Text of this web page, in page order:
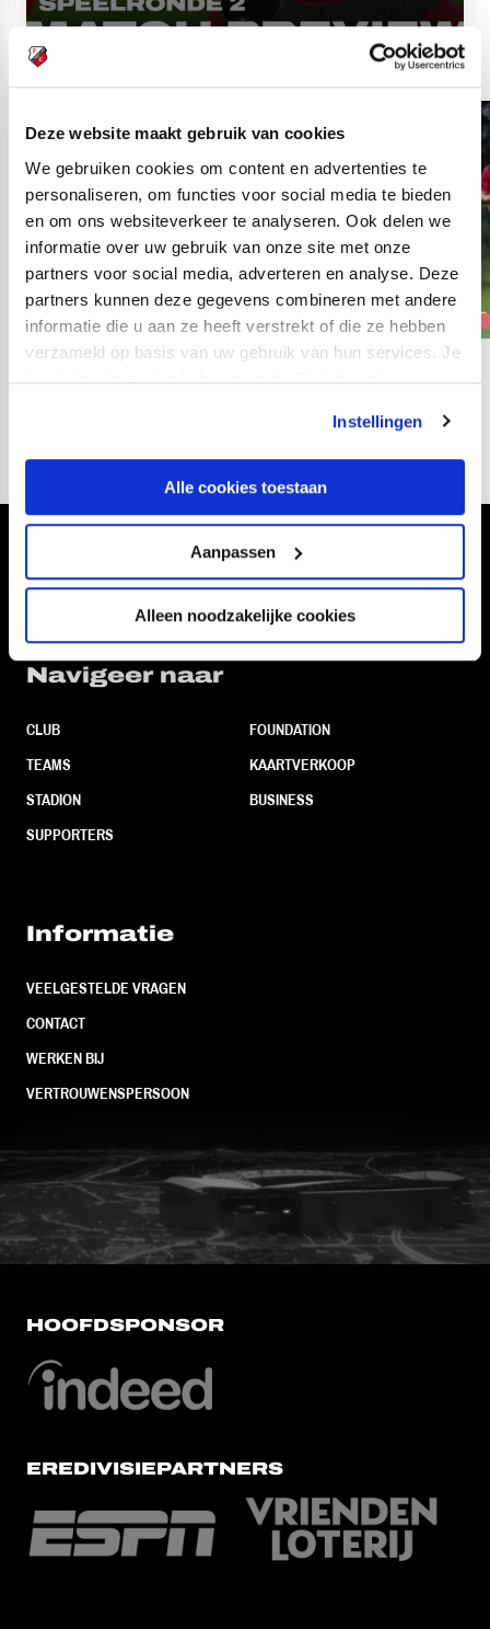
Deze website maakt gebruik van cookies
We gebruiken cookies om content en advertenties te
personaliseren, om functies voor social media te bieden
en om ons websiteverkeer te analyseren. Ook delen we
informatie over uw gebruik van onze site met onze
partners voor social media, adverteren en analyse. Deze
partners kunnen deze gegevens combineren met andere
informatie die u aan ze heeft verstrekt of die ze hebben
verzameld op basis van uw gebruik van hun services. Je
kan je toestemming beheren op de Cookiepagina.
Instellingen
Alle cookies toestaan
Aanpassen
Alleen noodzakelijke cookies
11fotos
Navigeer naar
CLUB
TEAMS
STADION
SUPPORTERS
FOUNDATION
KAARTVERKOOP
BUSINESS
Informatie
VEELGESTELDE VRAGEN
CONTACT
WERKEN BIJ
VERTROUWENSPERSOON
FC Utrecht<br>vanuit<br>het
HOOFDSPONSOR
EREDIVISIEPARTNERS